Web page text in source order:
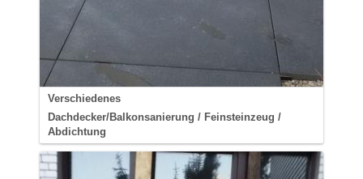
Verschiedenes
Dachdecker/Balkonsanierung / Feinsteinzeug /
Abdichtung